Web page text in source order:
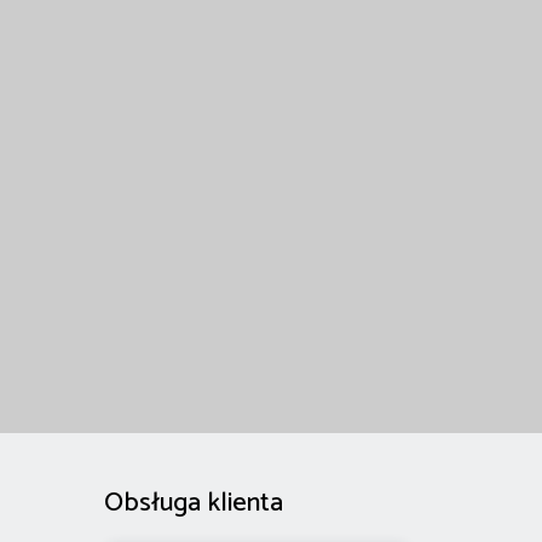
Obsługa klienta